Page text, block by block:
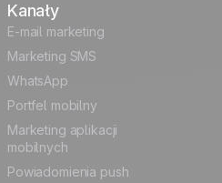
Kanały
E-mail marketing
Marketing SMS
WhatsApp
Portfel mobilny
Marketing aplikacji
mobilnych
Powiadomienia push